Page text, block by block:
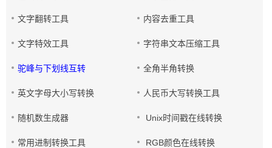
文字翻转工具 内容去重工具
文字特效工具 字符串文本压缩工具
驼峰与下划线互转 全角半角转换
英文字母大小写转换 人民币大写转换工具
随机数生成器 Unix时间戳在线转换
常用进制转换工具 RGB颜色在线转换